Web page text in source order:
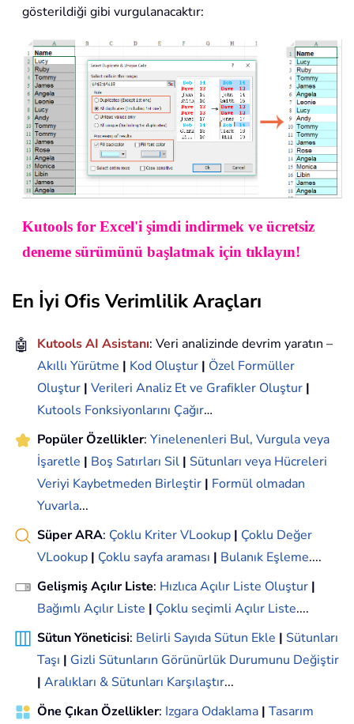
gösterildiği gibi vurgulanacaktır:
Kutools for Excel'i şimdi indirmek ve ücretsiz
deneme sürümünü başlatmak için tıklayın!
En İyi Ofis Verimlilik Araçları
🤖 Kutools AI Asistanı: Veri analizinde devrim yaratın –
Akıllı Yürütme | Kod Oluştur | Özel Formüller
Oluştur | Verileri Analiz Et ve Grafikler Oluştur |
Kutools Fonksiyonlarını Çağır…
Popüler Özellikler: Yinelenenleri Bul, Vurgula veya
İşaretle | Boş Satırları Sil | Sütunları veya Hücreleri
Veriyi Kaybetmeden Birleştir | Formül olmadan
Yuvarla...
Süper ARA: Çoklu Kriter VLookup | Çoklu Değer
VLookup | Çoklu sayfa araması | Bulanık Eşleme....
Gelişmiş Açılır Liste: Hızlıca Açılır Liste Oluştur |
Bağımlı Açılır Liste | Çoklu seçimli Açılır Liste....
Sütun Yöneticisi: Belirli Sayıda Sütun Ekle | Sütunları
Taşı | Gizli Sütunların Görünürlük Durumunu Değiştir
| Aralıkları & Sütunları Karşılaştır...
Öne Çıkan Özellikler: Izgara Odaklama | Tasarım